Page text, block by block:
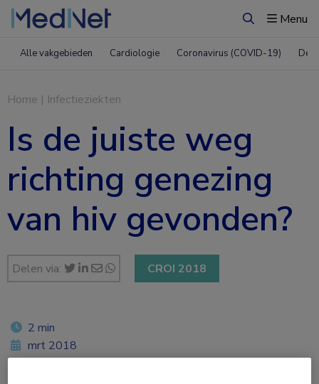
ZoekenMenu
Alle vakgebieden Cardiologie Coronavirus (COVID-19)
Home | Infectieziekten
Is de juiste weg
richting genezing
van hiv gevonden?
Delen via: CROI 2018
2 min
mrt 2018